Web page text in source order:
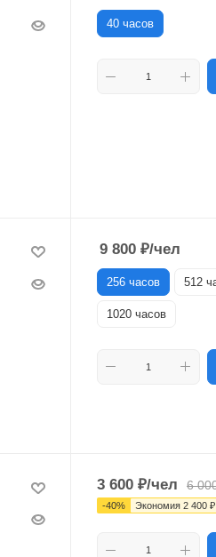
40 часов
9 800 ₽/чел
256 часов 512
1020 часов
3 600 ₽/чел 6
-40% Экономия 2 400 ₽